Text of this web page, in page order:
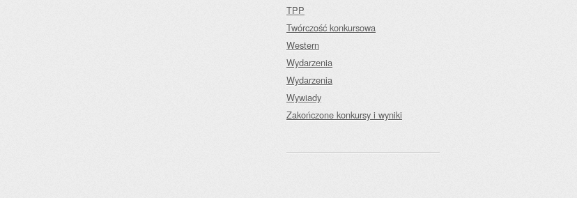
TPP
Twórczość konkursowa
Western
Wydarzenia
Wydarzenia
Wywiady
Zakończone konkursy i wyniki